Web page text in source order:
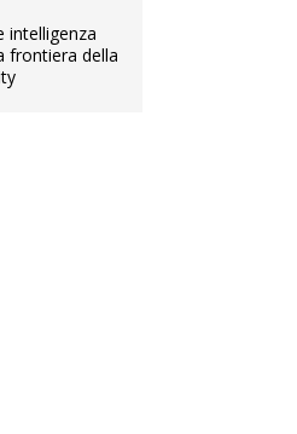
intelligenza
frontiera della